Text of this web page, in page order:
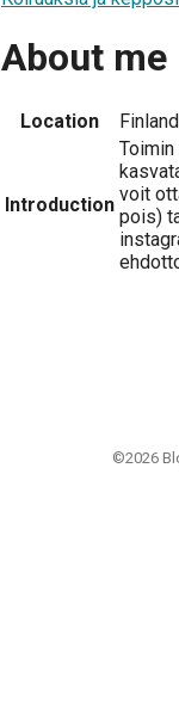
About me
Location Finland
Introduction voit
pois)
©2026